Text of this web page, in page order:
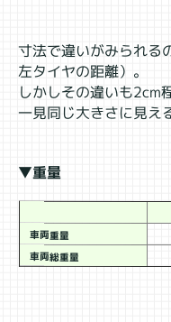
寸法で違いがみられる
左タイヤの距離）。
しかしその違いも2cm
一見同じ大きさに見え
▼重量
車両重量
車両総重量